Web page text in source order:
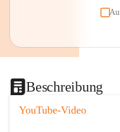
Beschreibung
YouTube-Video